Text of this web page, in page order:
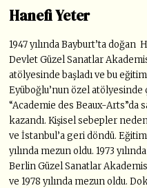
Hanefi Yeter
1947 yılında Bayburt’ta doğan
Devlet Güzel Sanatlar
atölyesinde başladı ve bu
Eyüboğlu’nun özel atölyesinde
“Academie des Beaux-Arts”da
kazandı. Kişisel sebepler
ve İstanbul’a geri döndü.
yılında mezun oldu. 1973
Berlin Güzel Sanatlar
ve 1978 yılında mezun oldu.